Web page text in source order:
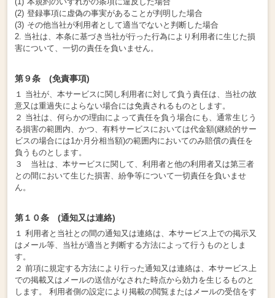
登録事項に虚偽の事実があることが判明した場合
その他当社が利用者として適当でないと判断した場合
2. 当社は、本条に基づき当社が行った行為により利用者に生じた損
害について、一切の責任を負いません。
第９条 (免責事項)
１ 当社が、本サービスに関し利用者に対して負う責任は、当社の故
意又は重過失によらない場合には免責されるものとします。
２ 当社は、何らかの理由によって責任を負う場合にも、通常生じう
る損害の範囲内、かつ、有料サービスにおいては代金額(継続的サー
ビスの場合には1か月分相当額)の範囲内においてのみ賠償の責任を
負うものとします。
３ 当社は、本サービスに関して、利用者と他の利用者又は第三者
との間において生じた損害、紛争等について一切責任を負いませ
ん。
第１０条 (通知又は連絡)
１ 利用者と当社との間の通知又は連絡は、本サービス上での掲示又
はメール等、当社が適当と判断する方法によって行うものとしま
す。
２ 前項に規定する方法により行った通知又は連絡は、本サービス上
での掲載又はメールの送信がなされた時点から効力を生じるものと
します。 利用者側の設定により掲載の閲覧またはメールの受信をす